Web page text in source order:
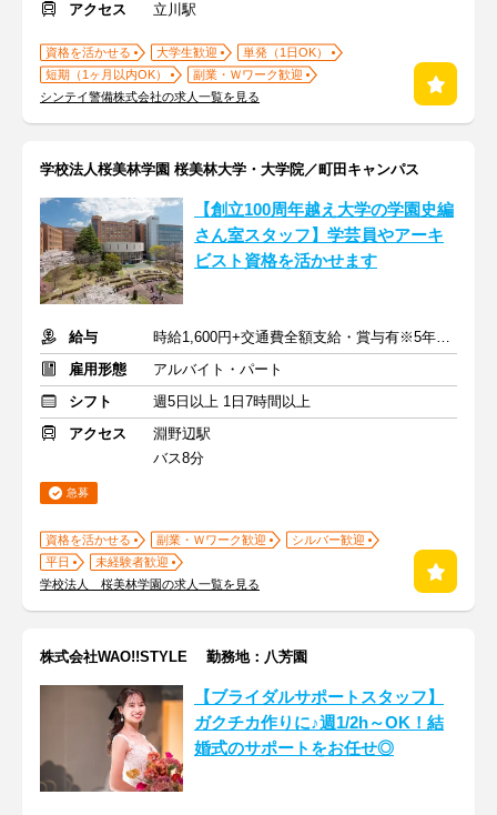
アクセス
立川駅
資格を活かせる 大学生歓迎
単発（1日OK）
短期（1ヶ月以内OK）
副業・Ｗワーク歓迎
シンテイ警備株式会社の求人一覧を見る
学校法人桜美林学園 桜美林大学・大学院／町田キャンパス
【創立100周年越え大学の学園史編
さん室スタッフ】学芸員やアーキ
ビスト資格を活かせます
給与
時給1,600円+交通費全額支給・賞与有※5年間勤務後は時給1,800円
雇用形態
アルバイト・パート
シフト
週5日以上 1日7時間以上
アクセス
淵野辺駅
バス8分
急募
資格を活かせる 副業・Ｗワーク歓迎
シルバー歓迎
平日
未経験者歓迎
学校法人 桜美林学園の求人一覧を見る
株式会社WAO!!STYLE 勤務地：八芳園
【ブライダルサポートスタッフ】
ガクチカ作りに♪週1/2h～OK！結
婚式のサポートをお任せ◎